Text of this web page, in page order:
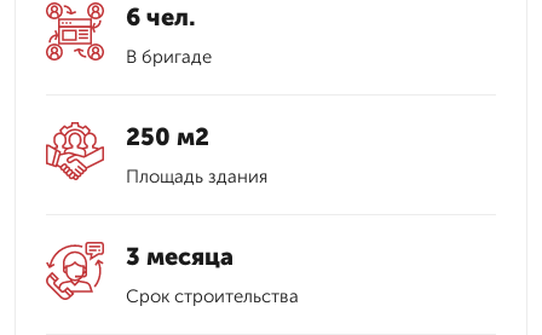
6 чел.
В бригаде
250 м2
Площадь здания
3 месяца
Срок строительства